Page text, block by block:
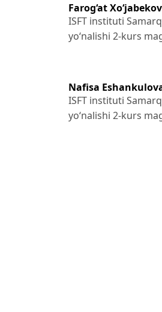
Farog‘at
ISFT instituti
yo‘nalishi 2-kurs
Nafisa
ISFT instituti
yo‘nalishi 2-kurs